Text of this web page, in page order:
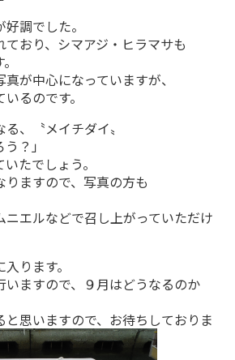
調でした。
おり、シマアジ・ヒラマサも
が中心になっていますが、
るのです。
、〝メイチダイ〟
？」
たでしょう。
ますので、写真の方も
エルなどで召し上がっていただけ
ります。
ますので、９月はどうなるのか
思いますので、お待ちしておりま